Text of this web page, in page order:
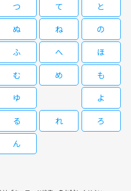
を演じる。対照的な役を演じた２人に加
レンジ・ダーリン」のＷ・フィッツジェラ
て暮らしていた。そんなある日、２人の家
け付けたジョーは状況から機内で争いが起
シュドライブを発見する。程なくドライブ
ーは冷徹なＣＩＡの暗殺者チェスターから
ーとララは否応なく危険な世界へと舞い戻
つ て
と
ぬ ね
の
ふ へ
ほ
む め
も
ゆ
よ
る れ
ろ
ん